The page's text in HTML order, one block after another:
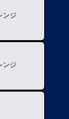
ンジ
ンジ